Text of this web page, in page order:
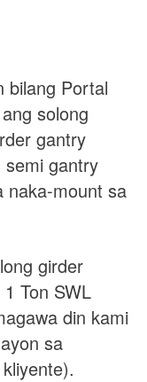
bilang Portal
solong
gantry
gantry
naka-mount sa
girder
Ton SWL
din kami
sa